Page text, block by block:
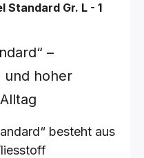
Standard Gr. L - 1
–
und hoher
besteht aus